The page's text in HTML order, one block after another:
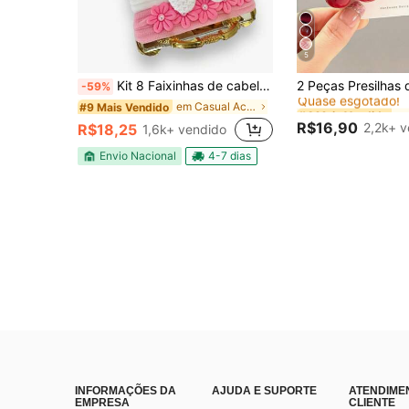
-59% Kit 8 Faixinhas de cabelo Crochê/Flores na meia de seda para bebê
#9 Mais Vendido em Casual Acessórios para cabelo infantil
R$18,25 1,6k+ vendido
Envio Nacional 4-7 dias
5
#4 Mais Vendido
Quase esgotado!
#4 Mais Vendido
Quase esgotado!
#4 Mais Vendido
Quase esgotado!
#4 Mais Vendido
R$16,90 2,2k+
INFORMAÇÕES DA
EMPRESA
AJUDA E SUPORTE
CLIENTE